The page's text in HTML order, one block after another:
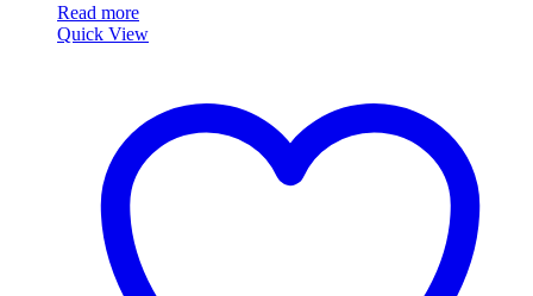
Read more
Quick View